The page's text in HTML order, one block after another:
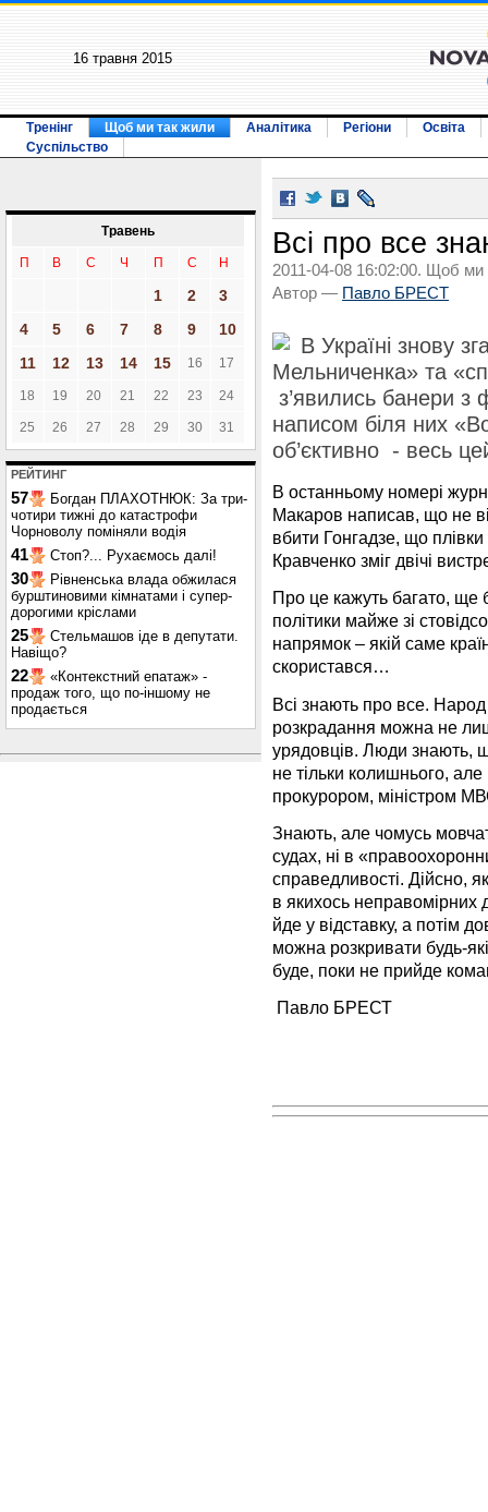
16 травня 2015
Тренінг Щоб ми так жили Аналітика Регіони
Освіта
Суспільство
Травень
П В С Ч П С Н
1 2
3
4
5 6 7 8 9
10
11
12 13 14 15 16 17
18 19 20 21 22 23 24
25 26 27 28 29 30 31
РЕЙТИНГ
57
Богдан ПЛАХОТНЮК: За три-
чотири тижні до катастрофи
Чорноволу поміняли водія
41 Стоп?... Рухаємось далі!
30
Рівненська влада обжилася
бурштиновими кімнатами і супер-
дорогими кріслами
25
Стельмашов іде в депутати.
Навіщо?
22
«Контекстний епатаж» -
продаж того, що по-іншому не
продається
Всі про все
2011-04-08 16:02:00. Щоб ми
Автор — Павло БРЕСТ
В Україні знову
Мельниченка» та
з’явились банери з
написом біля них
об’єктивно - весь
В останньому номері
Макаров написав, що не
вбити Гонгадзе, що
Кравченко зміг двічі
Про це кажуть багато, ще
політики майже зі
напрямок – якій саме
скористався…
Всі знають про все.
розкрадання можна не
урядовців. Люди знають,
не тільки колишнього,
прокурором, міністром
Знають, але чомусь
судах, ні в
справедливості. Дійсно,
в якихось неправомірних
йде у відставку, а потім
можна розкривати будь-
буде, поки не прийде
Павло БРЕСТ